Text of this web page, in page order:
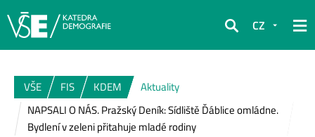
Hledat
CZ
VŠE FIS KDEM
Aktuality
NAPSALI O NÁS. Pražský Deník: Sídliště Ďáblice omládne.
Bydlení v zeleni přitahuje mladé rodiny